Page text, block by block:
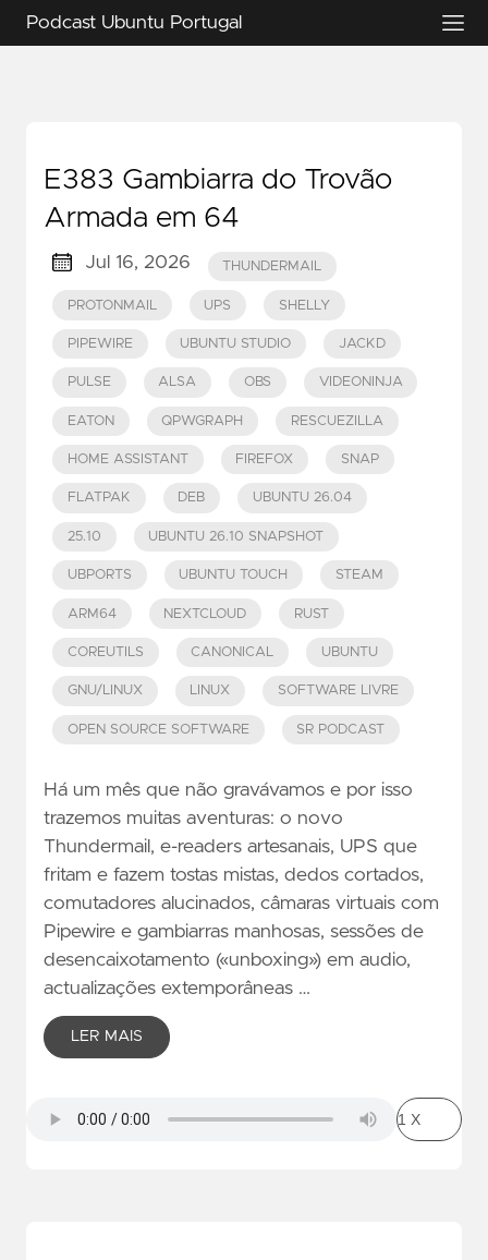
Podcast Ubuntu Portugal
E383 Gambiarra do Trovão
Armada em 64
Jul 16, 2026 THUNDERMAIL
PROTONMAIL UPS SHELLY
PIPEWIRE UBUNTU STUDIO JACKD
PULSE ALSA OBS VIDEONINJA
EATON QPWGRAPH RESCUEZILLA
HOME ASSISTANT FIREFOX SNAP
FLATPAK DEB UBUNTU 26.04
25.10 UBUNTU 26.10 SNAPSHOT
UBPORTS UBUNTU TOUCH STEAM
ARM64 NEXTCLOUD RUST
COREUTILS CANONICAL UBUNTU
GNU/LINUX LINUX SOFTWARE LIVRE
OPEN SOURCE SOFTWARE SR PODCAST
Há um mês que não gravávamos e por isso
trazemos muitas aventuras: o novo
Thundermail, e-readers artesanais, UPS que
fritam e fazem tostas mistas, dedos cortados,
comutadores alucinados, câmaras virtuais com
Pipewire e gambiarras manhosas, sessões de
desencaixotamento («unboxing») em audio,
actualizações extemporâneas …
LER MAIS